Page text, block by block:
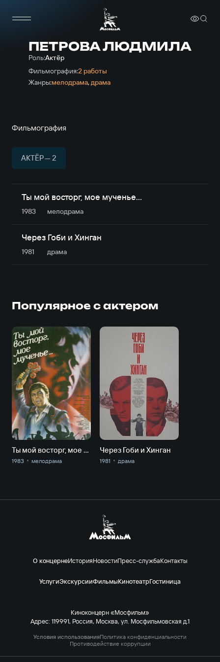
ПЕТРОВА ЛЮДМИЛА
Роль:Актёр
Фильмография:2 работы
Жанры:мелодрама,драма
Фильмография
АКТЁР — 2
Ты мой восторг, мое мученье…
1983 мелодрама
Через Гоби и Хинган
1981 драма
Популярное с актером
Ты мой восторг, мое мученье…
1983 мелодрама
Через Гоби и Хинган
1981 драма
О концернеИсторияНовостиПресс-службаКонтакты
УслугиЭкскурсииФильмыКинотеатрГостиница
Киноконцерн «Мосфильм»
Адрес: 119991, Россия, Москва, ул. Мосфильмовская д.1
Условия использованияПолитика конфиденциальности
Противодействие коррупции